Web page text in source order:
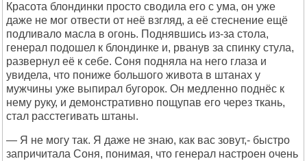
Красота блондинки просто сводила его с ума, он уже
даже не мог отвести от неё взгляд, а её стеснение ещё
подливало масла в огонь. Поднявшись из-за стола,
генерал подошел к блондинке и, рванув за спинку стула,
развернул её к себе. Соня подняла на него глаза и
увидела, что пониже большого живота в штанах у
мужчины уже выпирал бугорок. Он медленно поднёс к
нему руку, и демонстративно пощупав его через ткань,
стал расстегивать штаны.
— Я не могу так. Я даже не знаю, как вас зовут,- быстро
запричитала Соня, понимая, что генерал настроен очень